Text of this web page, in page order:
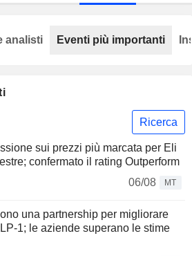
Ricerca
sui prezzi più marcata per Eli
confermato il rating Outperform
06/08
MT
una partnership per migliorare
1; le aziende superano le stime
analisti Eventi più importanti